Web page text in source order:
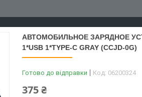
АВТОМОБИЛЬНОЕ ЗАРЯДНОЕ
1*USB 1*TYPE-C GRAY (CCJD-0G)
Готово до відправки Код: 06200324
375 ₴